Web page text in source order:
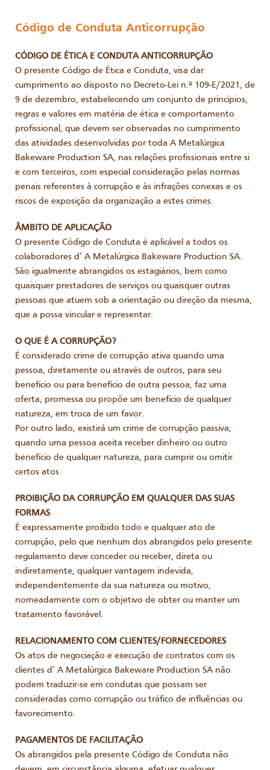
Código de Conduta Anticorrupção
CÓDIGO DE ÉTICA E CONDUTA ANTICORRUPÇÃO
O presente Código de Ética e Conduta, visa dar
cumprimento ao disposto no Decreto-Lei n.º 109-E/2021, de
9 de dezembro, estabelecendo um conjunto de princípios,
regras e valores em matéria de ética e comportamento
profissional, que devem ser observadas no cumprimento
das atividades desenvolvidas por toda A Metalúrgica
Bakeware Production SA, nas relações profissionais entre si
e com terceiros, com especial consideração pelas normas
penais referentes à corrupção e às infrações conexas e os
riscos de exposição da organização a estes crimes.
ÂMBITO DE APLICAÇÃO
O presente Código de Conduta é aplicável a todos os
colaboradores d’ A Metalúrgica Bakeware Production SA.
São igualmente abrangidos os estagiários, bem como
quaisquer prestadores de serviços ou quaisquer outras
pessoas que atuem sob a orientação ou direção da mesma,
que a possa vincular e representar.
O QUE É A CORRUPÇÃO?
É considerado crime de corrupção ativa quando uma
pessoa, diretamente ou através de outros, para seu
benefício ou para benefício de outra pessoa, faz uma
oferta, promessa ou propõe um benefício de qualquer
natureza, em troca de um favor.
Por outro lado, existirá um crime de corrupção passiva,
quando uma pessoa aceita receber dinheiro ou outro
benefício de qualquer natureza, para cumprir ou omitir
certos atos.
PROIBIÇÃO DA CORRUPÇÃO EM QUALQUER DAS SUAS
FORMAS
É expressamente proibido todo e qualquer ato de
corrupção, pelo que nenhum dos abrangidos pelo presente
regulamento deve conceder ou receber, direta ou
indiretamente, qualquer vantagem indevida,
independentemente da sua natureza ou motivo,
nomeadamente com o objetivo de obter ou manter um
tratamento favorável.
RELACIONAMENTO COM CLIENTES/FORNECEDORES
Os atos de negociação e execução de contratos com os
clientes d’ A Metalúrgica Bakeware Production SA não
podem traduzir-se em condutas que possam ser
consideradas como corrupção ou tráfico de influências ou
favorecimento.
PAGAMENTOS DE FACILITAÇÃO
Os abrangidos pela presente Código de Conduta não